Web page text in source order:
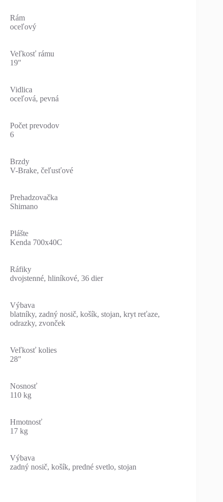
Rám
oceľový
Veľkosť rámu
19"
Vidlica
oceľová, pevná
Počet prevodov
6
Brzdy
V-Brake, čeľusťové
Prehadzovačka
Shimano
Plášte
Kenda 700x40C
Ráfiky
dvojstenné, hliníkové, 36 dier
Výbava
blatníky, zadný nosič, košík, stojan, kryt reťaze,
odrazky, zvonček
Veľkosť kolies
28"
Nosnosť
110 kg
Hmotnosť
17 kg
Výbava
zadný nosič, košík, predné svetlo, stojan